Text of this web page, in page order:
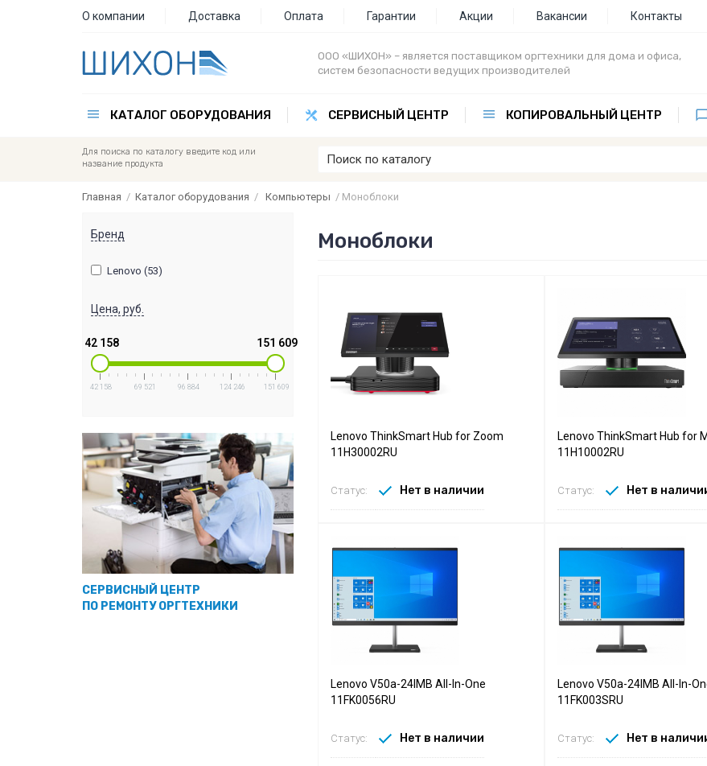
О компании Доставка Оплата Гарантии Акции Вакансии Контакты
ООО «ШИХОН» – является поставщиком оргтехники для дома и офиса,
систем безопасности ведущих производителей
КАТАЛОГ ОБОРУДОВАНИЯ СЕРВИСНЫЙ ЦЕНТР КОПИРОВАЛЬНЫЙ ЦЕНТР
Для поиска по каталогу введите код или
название продукта
Главная / Каталог оборудования / Компьютеры / Моноблоки
Бренд
Lenovo (53)
Цена, руб.
42 158 151 609
42 158 69 521 96 884 124 246 151 609
СЕРВИСНЫЙ ЦЕНТР
ПО РЕМОНТУ ОРГТЕХНИКИ
Моноблоки
Lenovo ThinkSmart Hub for Zoom
11H30002RU
Статус: Нет в наличии
Lenovo ThinkSmart Hub for
11H10002RU
Статус: Нет в
Lenovo V50a-24IMB All-In-One
11FK0056RU
Статус: Нет в наличии
Lenovo V50a-24IMB All-In-
11FK003SRU
Статус: Нет в